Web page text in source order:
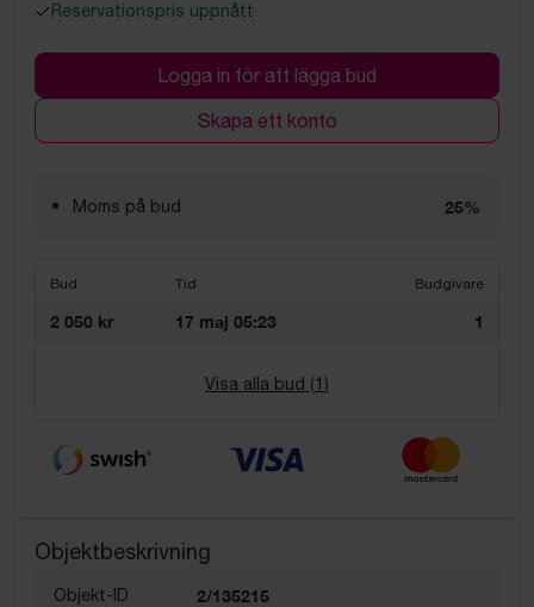
Reservationspris uppnått
Logga in för att lägga bud
Skapa ett konto
Moms på bud 25%
Bud Tid Budgivare
2 050 kr 17 maj 05:23 1
Visa alla bud (1 )
Objektbeskrivning
Objekt-ID 2/135215